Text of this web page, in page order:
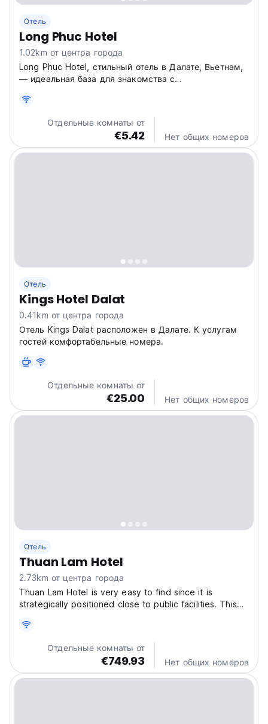
Отель
Long Phuc Hotel
1.02km от центра города
Long Phuc Hotel, стильный отель в Далате, Вьетнам,
— идеальная база для знакомства с
гостеприимной атмосферой для расслабляющего
отдыха. (Auto-translated from original language)
Отдельные комнаты от
€5.42 Нет общих номеров
Отель
Kings Hotel Dalat
0.41km от центра города
Отель Kings Dalat расположен в Далате. К услугам
гостей комфортабельные номера.
Отдельные комнаты от
€25.00 Нет общих номеров
Отель
Thuan Lam Hotel
2.73km от центра города
Thuan Lam Hotel is very easy to find since it is
strategically positioned close to public facilities. This
serene and peaceful getaway, far away from the
crowds. Be ready to get the unforgettable stay
experience...Отдельные комнаты от
€749.93 Нет общих номеров